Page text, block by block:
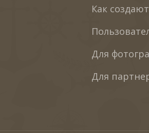
Как
Для
Для